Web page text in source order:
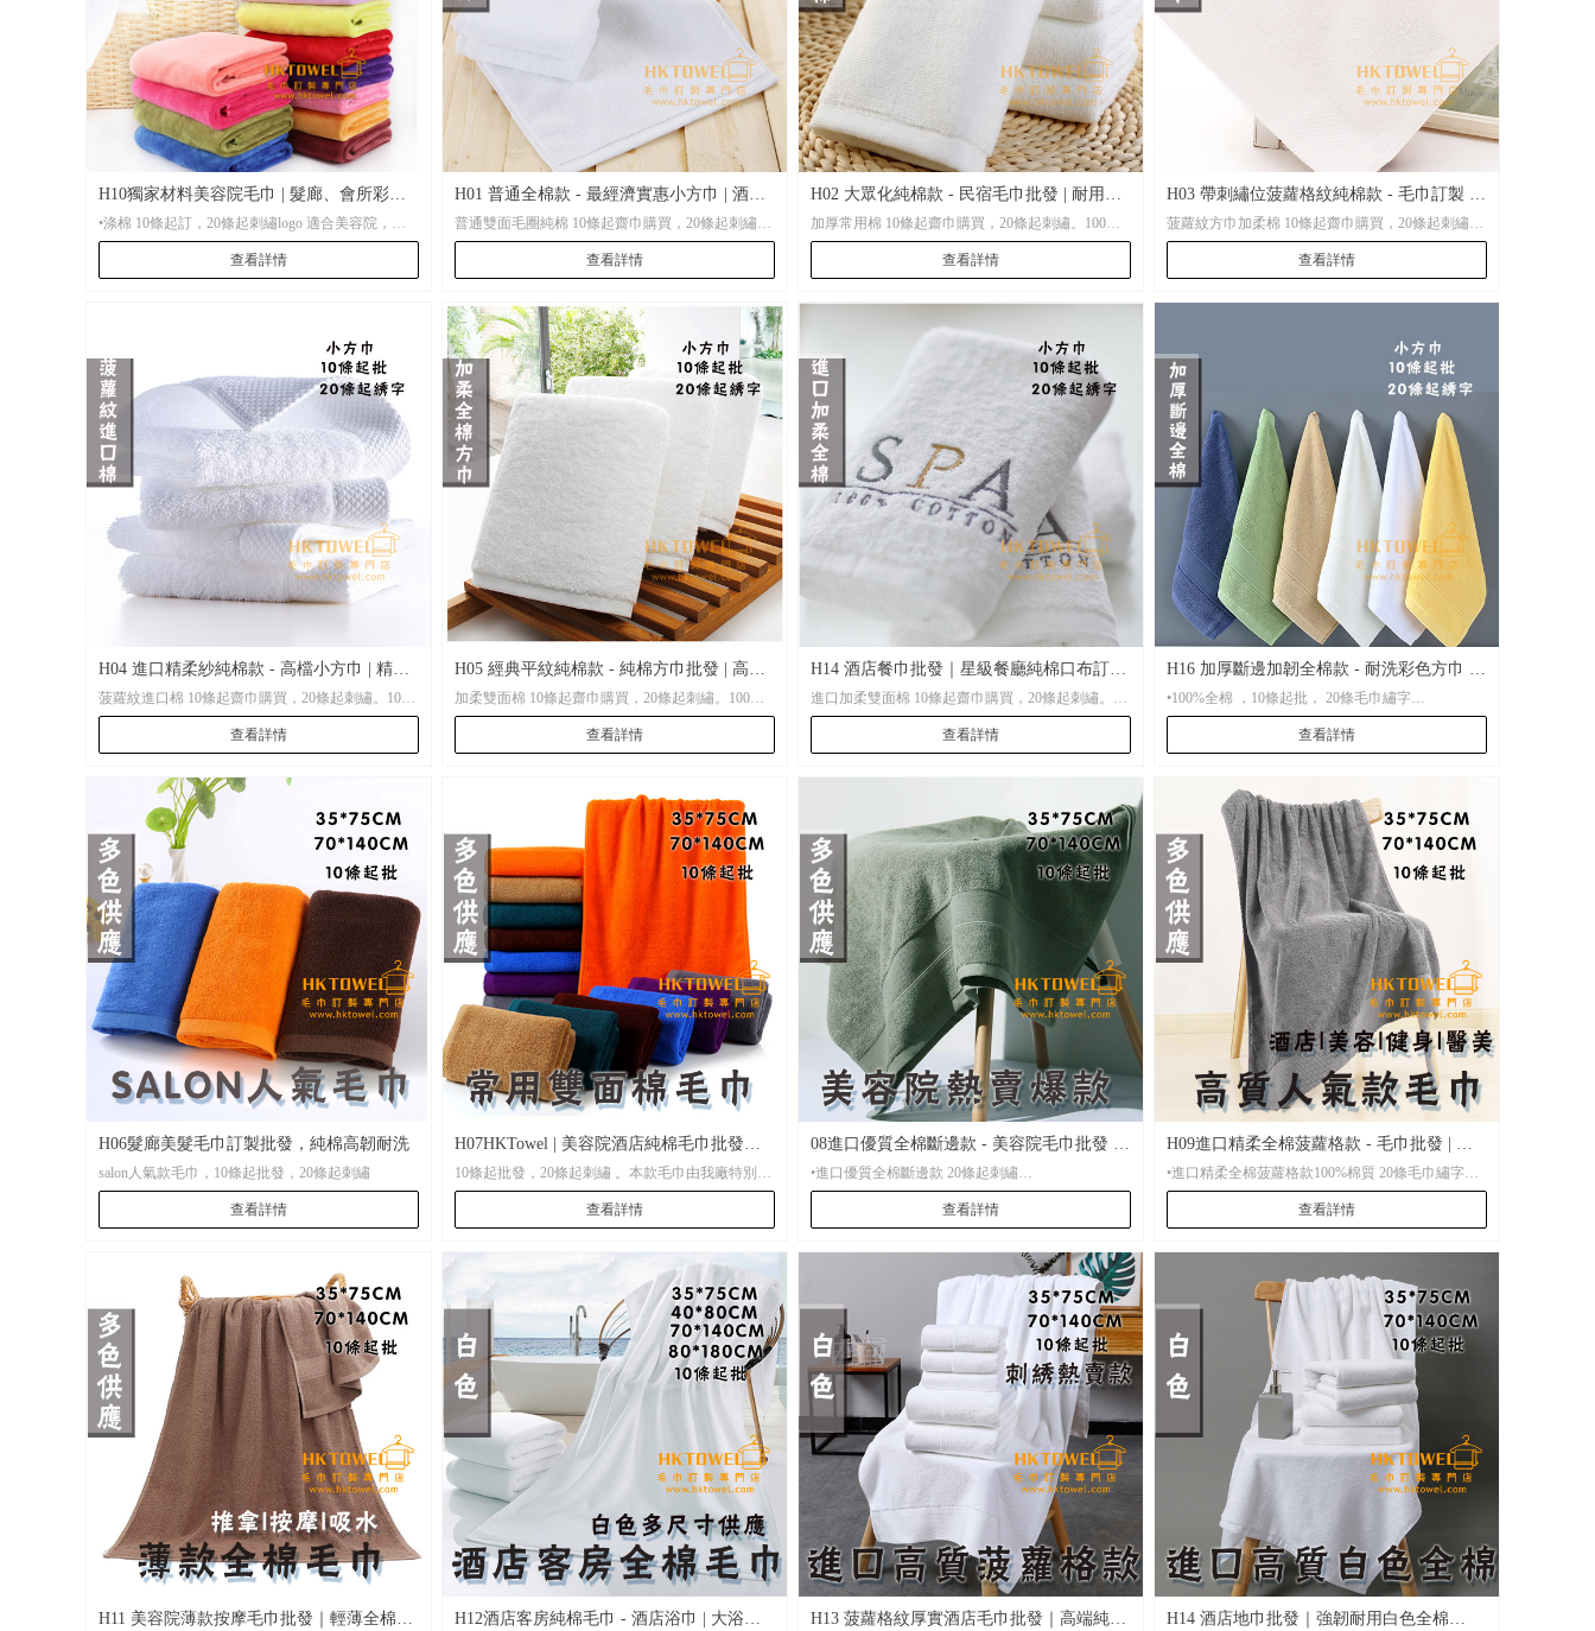
H10獨家材料美容院毛巾 | 髮廊、會所彩色
大浴巾批發
•涤棉 10條起訂，20條起刺繡logo 適合美容院，髮
廊，健身房用作吸水所用
•包 裝： 每條全新獨立OPP透明袋包裝，可按客人
要求訂製特別禮品包裝
•貨 期： 常規7-10天左右貨期
•打 辦： 任何數量均可支持打辦服務。
查看詳情
H01 普通全棉款 - 最經濟實惠小方巾 | 酒店
毛巾批發 | 白色方巾批發
普通雙面毛圈純棉 10條起齋巾購買，20條起刺繡。
100條電腦激光，500條起電腦提花。
尺寸：35*35CM\35*75CM、大浴巾70*140CM
查看詳情
H02 大眾化純棉款 - 民宿毛巾批發 | 耐用純
棉方巾 | 會所毛巾訂製
加厚常用棉 10條起齋巾購買，20條起刺繡。100條
電腦激光，500條起電腦提花。
尺寸：35*35CM\35*75CM、大浴巾70*140CM
查看詳情
H03 帶刺繡位菠蘿格紋純棉款 - 毛巾訂製 |
客製化方巾 | Logo毛巾繡字
菠蘿紋方巾加柔棉 10條起齋巾購買，20條起刺繡。
100條電腦激光，500條起電腦提花。
尺寸：35*35CM\35*75CM、大浴巾70*140CM
查看詳情
H04 進口精柔紗純棉款 - 高檔小方巾 | 精品
酒店方巾 | 高級刺繡方巾
菠蘿紋進口棉 10條起齋巾購買，20條起刺繡。100
條電腦激光，500條起電腦提花。
尺寸：35*35CM\35*75CM、大浴巾70*140CM
查看詳情
H05 經典平紋純棉款 - 純棉方巾批發 | 高吸
水小方巾 | 親膚優選方巾
加柔雙面棉 10條起齋巾購買，20條起刺繡。100條
電腦激光，500條起電腦提花。
尺寸：35*35CM\35*75CM、大浴巾70*140CM
查看詳情
H14 酒店餐巾批發｜星級餐廳純棉口布訂製
｜HKtowel香港
進口加柔雙面棉 10條起齋巾購買，20條起刺繡。
100條電腦激光，500條起電腦提花。
尺寸：35*35CM\35*75CM、大浴巾70*140CM
查看詳情
H16 加厚斷邊加韌全棉款 - 耐洗彩色方巾 |
商用彩色擦手巾 | 定制Logo小方巾
•100%全棉 ，10條起批， 20條毛巾繡字
•材 質： 加密加厚斷邊全棉
•尺 寸：方巾尺寸 35*35cm
•包 裝： 批量袋裝，便於存放。
•貨 期： 常規7-15天左右貨期，繡花毛巾設有急單
特快服務。
•打 辦： 少量繡花也可打辦
查看詳情
H06髮廊美髮毛巾訂製批發，純棉高韌耐洗
salon人氣款毛巾，10條起批發，20條起刺繡
查看詳情
H07HKTowel | 美容院酒店純棉毛巾批發訂
製，多色可選
10條起批發，20條起刺繡 。本款毛巾由我廠特別製
作，不甩毛，吸水更強！推薦厚款！現有顏色隨意
混搭，不加任何費用。
查看詳情
08進口優質全棉斷邊款 - 美容院毛巾批發 |
美容毛巾訂製 | 熱銷爆款純棉毛巾
•進口優質全棉斷邊款 20條起刺繡
•材 質： 進口優質全棉 100%棉質
•尺 寸：洗面毛巾尺寸35*75cm，大毛巾70*140cm
•包 裝： 批量袋裝，便於存放。
特快服務。
•打 辦： 少量繡花也可打辦
查看詳情
H09進口精柔全棉菠蘿格款 - 毛巾批發 | 酒
店毛巾、健身毛巾訂製
•進口精柔全棉菠蘿格款100%棉質 20條毛巾繡字
•材 質： 全進口精柔紗線 100%棉質
•包 裝： 批量袋裝，便於存放。
特快服務。
•打 辦： 少量繡花也可打辦
查看詳情
H11 美容院薄款按摩毛巾批發｜輕薄全棉毛
H12酒店客房純棉毛巾 - 酒店浴巾 | 大浴巾
H13 菠蘿格紋厚實酒店毛巾批發｜高端純棉
H14 酒店地巾批發｜強韌耐用白色全棉